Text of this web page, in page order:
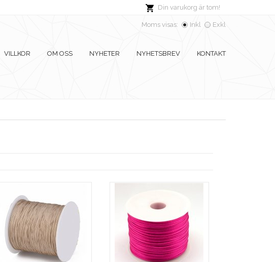
Din varukorg är tom!
Moms visas: Inkl Exkl
VILLKOR OM OSS NYHETER NYHETSBREV KONTAKT